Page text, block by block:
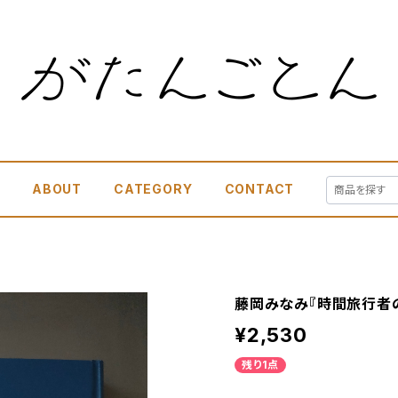
ABOUT CATEGORY CONTACT
藤岡みなみ『時間旅行者
¥2,530
残り1点